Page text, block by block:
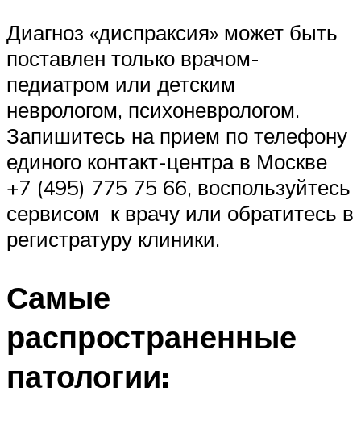
Диагноз «диспраксия» может быть
поставлен только врачом-
педиатром или детским
неврологом, психоневрологом.
Запишитесь на прием по телефону
единого контакт-центра в Москве
+7 (495) 775 75 66, воспользуйтесь
сервисом к врачу или обратитесь в
регистратуру клиники.
Самые
распространенные
патологии: